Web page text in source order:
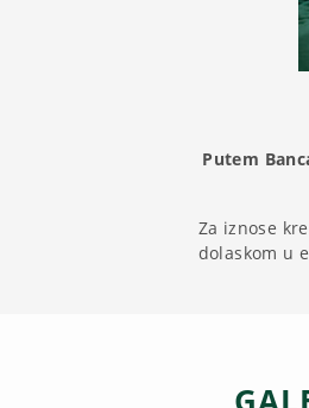
Putem
Za iznose
dolaskom u